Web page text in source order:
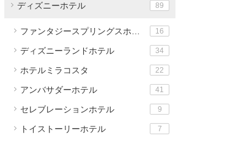
ディズニーホテル 89
ファンタジースプリングスホテル 16
ディズニーランドホテル 34
ホテルミラコスタ 22
アンバサダーホテル 41
セレブレーションホテル 9
トイストーリーホテル 7